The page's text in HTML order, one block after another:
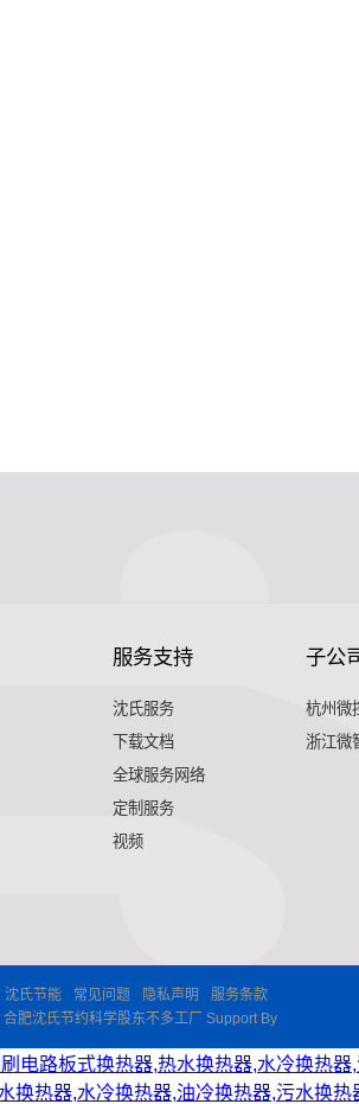
服务支持
沈氏服务
下载文档
全球服务网络
定制服务
视频
子公
杭州微
浙江微
沈氏节能 常见问题 隐私声明
服务条款
肥沈氏节约科学股东不多工厂 Support By
电路板式换热器,热水换热器,水冷换热
换热器,水冷换热器,油冷换热器,污水换热